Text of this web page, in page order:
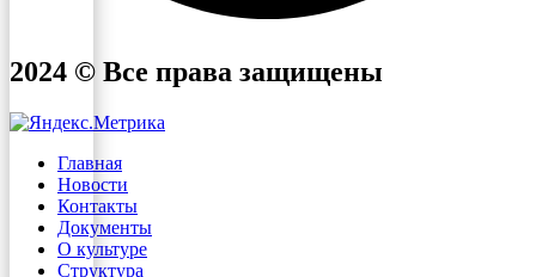
2024 © Все права защищены
Главная
Новости
Контакты
Документы
О культуре
Структура